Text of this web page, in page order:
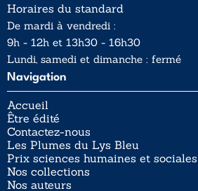
Horaires du standard
De mardi à vendredi :
9h - 12h et 13h30 - 16h30
Lundi, samedi et dimanche : fermé
Navigation
Accueil
Être édité
Contactez-nous
Les Plumes du Lys Bleu
Prix sciences humaines et sociales
Nos collections
Nos auteurs